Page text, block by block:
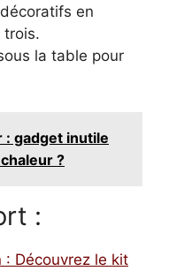
en
trois.
la table pour
: gadget inutile
?
:
: Découvrez le kit